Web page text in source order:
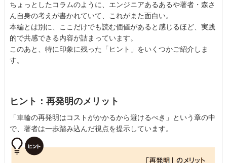
ちょっとしたコラムのように、エンジニアあるあるや著者・森さ
ん自身の考えが書かれていて、これがまた面白い。
本編とは別に、ここだけでも読む価値があると感じるほど、実践
的で共感できる内容が詰まっています。
このあと、特に印象に残った「ヒント」をいくつかご紹介しま
す。
ヒント：再発明のメリット
「車輪の再発明はコストがかかるから避けるべき」という章の中
で、著者は一歩踏み込んだ視点を提示しています。